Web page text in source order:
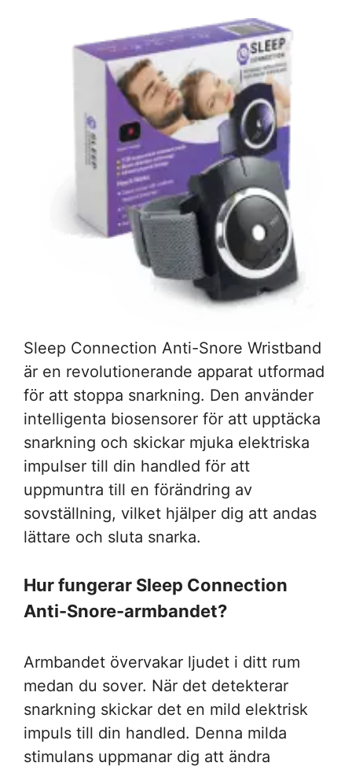
Sleep Connection Anti-Snore Wristband
är en revolutionerande apparat utformad
för att stoppa snarkning. Den använder
intelligenta biosensorer för att upptäcka
snarkning och skickar mjuka elektriska
impulser till din handled för att
uppmuntra till en förändring av
sovställning, vilket hjälper dig att andas
lättare och sluta snarka.
Hur fungerar Sleep Connection
Anti-Snore-armbandet?
Armbandet övervakar ljudet i ditt rum
medan du sover. När det detekterar
snarkning skickar det en mild elektrisk
impuls till din handled. Denna milda
stimulans uppmanar dig att ändra